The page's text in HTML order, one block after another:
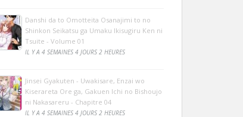
Danshi da to Omotteita Osanajimi to no
Shinkon Seikatsu ga Umaku Ikisugiru Ken ni
Tsuite - Volume 01
IL Y A 4 SEMAINES 4 JOURS 2 HEURES
Jinsei Gyakuten - Uwakisare, Enzai wo
Kiserareta Ore ga, Gakuen Ichi no Bishoujo
ni Nakasareru - Chapitre 04
IL Y A 4 SEMAINES 4 JOURS 2 HEURES